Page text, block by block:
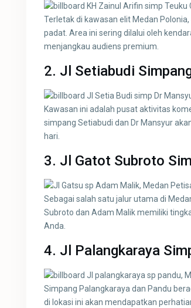
Terletak di kawasan elit Medan
padat. Area ini sering dilalui oleh
menjangkau audiens premium.
2. Jl Setiabudi
Kawasan ini adalah pusat aktivitas
simpang Setiabudi dan Dr Mansyur
hari.
3. Jl Gatot Subroto
Sebagai salah satu jalur utama di
Subroto dan Adam Malik memiliki
Anda.
4. Jl Palangkaraya
Simpang Palangkaraya dan Pandu
di lokasi ini akan mendapatkan